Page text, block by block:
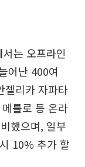
는 오프라인
어난 400여
젤리카 자파타
를로 등 온라
했으며, 일부
10% 추가 할